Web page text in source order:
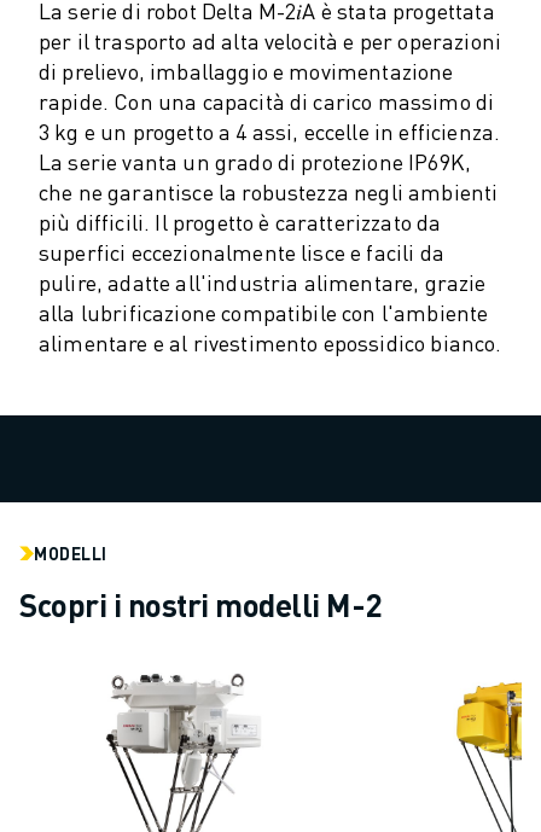
MACCHINE PER ELETTROEROSIONE A FILO
ROBOCUT MACCHINE PER ELETTROEROSIONE A FILO
ROBOCUT HARDWARE
SOFTWARE ROBOCUT
MANUTENZIONE PREVENTIVA DI ROBOCUT
SOSTENIBILITÀ DI ROBOCUT
SOLUZIONI IIOT
SOLUZIONI PER FABBRICHE INTELLIGENTI
SOLUZIONI DI FABBRICA INTELLIGENTI PER AUMENTARE
REGISTRAZIONE DEI PRODOTTI " PORTALE FANUC
CASI DI SUCCESSO
AUTOMOTIVE
ELETTRONICA
FOOD & BEVERAGE
MEDICALE
MAGAZZINAGGIO, LOGISTICA, SPEDIZIONI E PACCHI
TUTTE LE APPLICAZIONI
MACCHINE A 5 ASSI
SALDATURA AD ARCO
La serie di robot Delta M-2𝑖A è stata progettata
per il trasporto ad alta velocità e per operazioni
di prelievo, imballaggio e movimentazione
rapide. Con una capacità di carico massimo di
3 kg e un progetto a 4 assi, eccelle in efficienza.
La serie vanta un grado di protezione IP69K,
che ne garantisce la robustezza negli ambienti
più difficili. Il progetto è caratterizzato da
superfici eccezionalmente lisce e facili da
pulire, adatte all'industria alimentare, grazie
alla lubrificazione compatibile con l'ambiente
alimentare e al rivestimento epossidico bianco.
MODELLI
Scopri i nostri modelli M-2